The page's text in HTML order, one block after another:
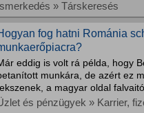
» Társkeresés
fog hatni Románia
eddig is volt rá példa, hogy
munkára, de azért ez
a magyar oldal
és pénzügyek » Karrier,